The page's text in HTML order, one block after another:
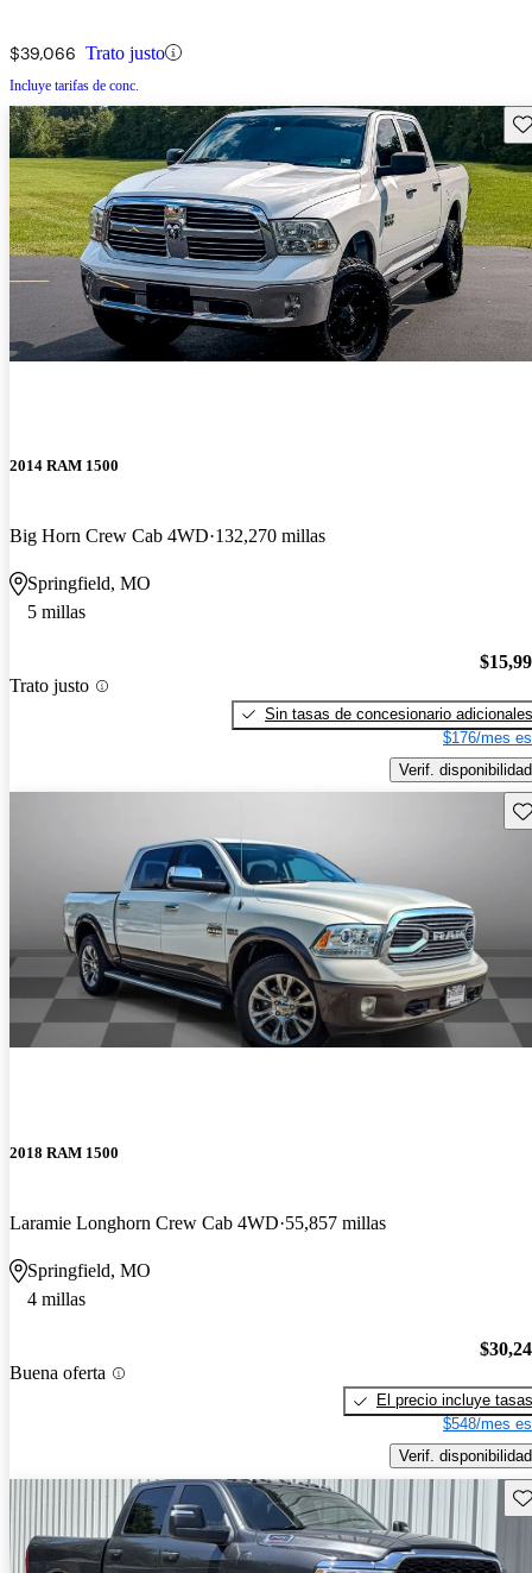
$39,066 Trato justo
Incluye tarifas de conc.
2014 RAM 1500
Big Horn Crew Cab 4WD 132,270 millas
Springfield, MO
5 millas
Trato justo
Sin tasas de concesionario adicionales
$176/mes
Verif. disponibilidad
2018 RAM 1500
Laramie Longhorn Crew Cab 4WD 55,857 millas
Springfield, MO
4 millas
Buena oferta
El precio incluye tasas
$548/mes
Verif. disponibilidad